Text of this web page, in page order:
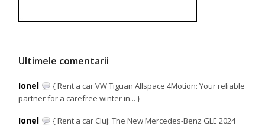
Ultimele comentarii
Ionel
{ Rent a car VW Tiguan Allspace 4Motion: Your reliable
partner for a carefree winter in... }
Ionel
{ Rent a car Cluj: The New Mercedes-Benz GLE 2024